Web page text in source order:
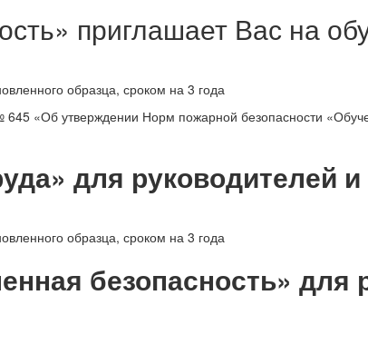
приглашает Вас на
образца, сроком на 3 года
«Об утверждении Норм пожарной безопасности
для руководителей
образца, сроком на 3 года
безопасность» для